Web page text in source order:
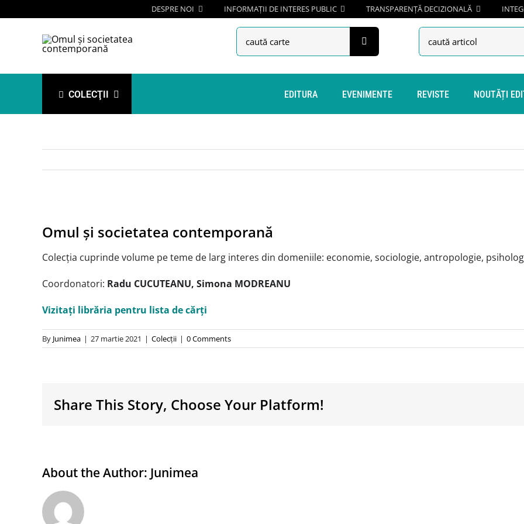
to
DESPRE NOI INFORMAȚII DE INTERES PUBLIC TRANSPARENȚĂ DECIZIONALĂ
Search
for:
Search
for:
COLECŢII EDITURA EVENIMENTE REVISTE NOUTĂȚI
Larger
Image
Omul şi societatea contemporană
Colecția cuprinde volume pe teme de larg interes din domeniile: economie, sociologie, antropologie,
Coordonatori: Radu CUCUTEANU, Simona MODREANU
Vizitați librăria pentru lista de cărți
By Junimea | 27 martie 2021 | Colecţii | 0 Comments
Share This Story, Choose Your Platform!
About the Author: Junimea